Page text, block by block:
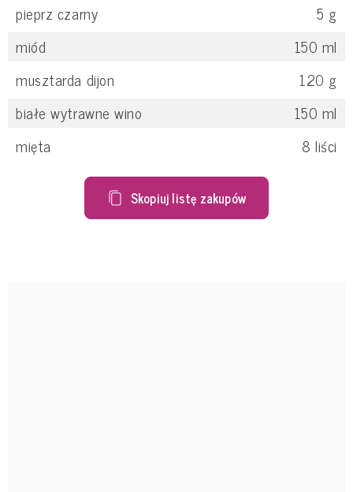
pieprz czarny
5 g
miód
150 ml
musztarda dijon
120 g
białe wytrawne wino
150 ml
mięta
8 liści
Skopiuj listę zakupów